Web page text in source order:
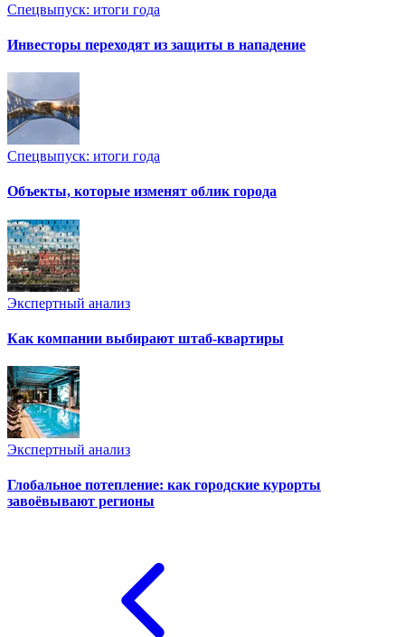
Спецвыпуск: итоги года
Инвесторы переходят из защиты в нападение
Спецвыпуск: итоги года
Объекты, которые изменят облик города
Экспертный анализ
Как компании выбирают штаб-квартиры
Экспертный анализ
Глобальное потепление: как городские курорты
завоёвывают регионы